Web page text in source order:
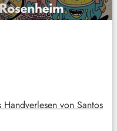
Handverlesen von Santos